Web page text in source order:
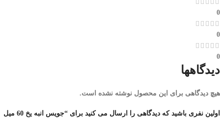
0
0
0
دیدگاهها
هیچ دیدگاهی برای این محصول نوشته نشده است.
اولین نفری باشید که دیدگاهی را ارسال می کنید برای “جویس انبه یخ 60 میل